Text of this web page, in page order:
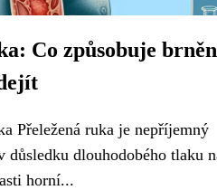
Co způsobuje
Přeležená ruka je nepříjemný
důsledku dlouhodobého tlaku
horní...